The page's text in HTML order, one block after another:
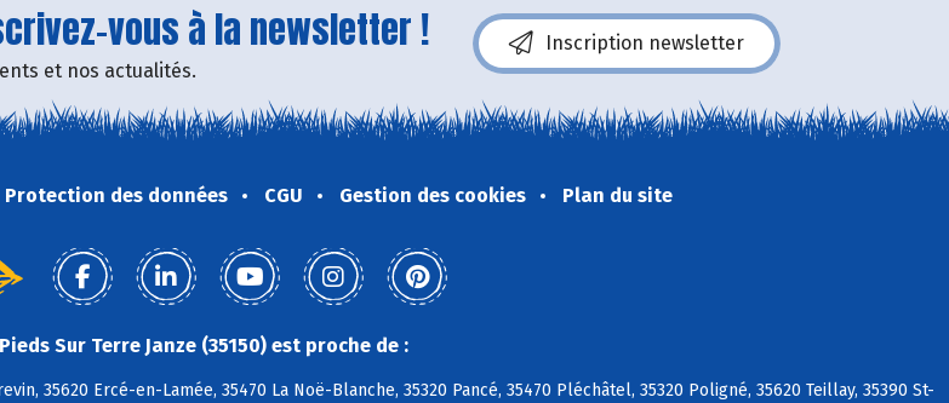
vous à la newsletter !
et nos actualités.
Inscription newsletter
Protection des données CGU Gestion des cookies Plan du site
Sur Terre Janze (35150) est proche de :
35620 Ercé-en-Lamée, 35470 La Noë-Blanche, 35320 Pancé, 35470 Pléchâtel, 35320 Poligné, 35620 Teillay, 35390 St-